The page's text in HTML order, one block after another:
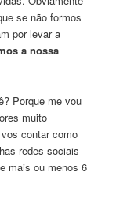
se não formos
por levar a
a nossa
Porque me vou
muito
contar como
redes sociais
mais ou menos 6